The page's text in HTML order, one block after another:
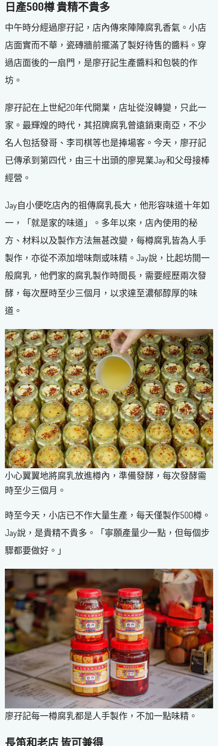
日產500樽 貴精不貴多
中午時分經過廖孖記，店內傳來陣陣腐乳香氣。小店
店面實而不華，瓷磚牆前擺滿了製好待售的醬料。穿
過店面後的一扇門，是廖孖記生產醬料和包裝的作
坊。
廖孖記在上世紀20年代開業，店址從沒轉變，只此一
家。最輝煌的時代，其招牌腐乳曾遠銷東南亞，不少
名人包括發哥、李司棋等也是捧場客。今天，廖孖記
已傳承到第四代，由三十出頭的廖晃業Jay和父母接棒
經營。
Jay自小便吃店內的祖傳腐乳長大，他形容味道十年如
一，「就是家的味道」。多年以來，店內使用的秘
方、材料以及製作方法無甚改變，每樽腐乳皆為人手
製作，亦從不添加增味劑或味精。Jay說，比起坊間一
般腐乳，他們家的腐乳製作時間長，需要經歷兩次發
酵，每次歷時至少三個月，以求達至濃郁醇厚的味
道。
小心翼翼地將腐乳放進樽內，準備發酵，每次發酵需
時至少三個月。
時至今天，小店已不作大量生產，每天僅製作500樽。
Jay說，是貴精不貴多。「寧願產量少一點，但每個步
驟都要做好。」
廖孖記每一樽腐乳都是人手製作，不加一點味精。
長笛和老店 皆可兼得